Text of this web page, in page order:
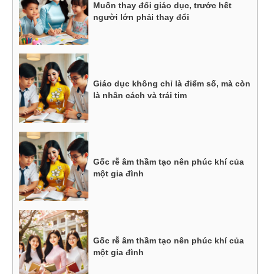
Muốn thay đổi giáo dục, trước hết
người lớn phải thay đổi
Giáo dục không chỉ là điểm số, mà còn
là nhân cách và trái tim
Gốc rễ âm thầm tạo nên phúc khí của
một gia đình
Gốc rễ âm thầm tạo nên phúc khí của
một gia đình